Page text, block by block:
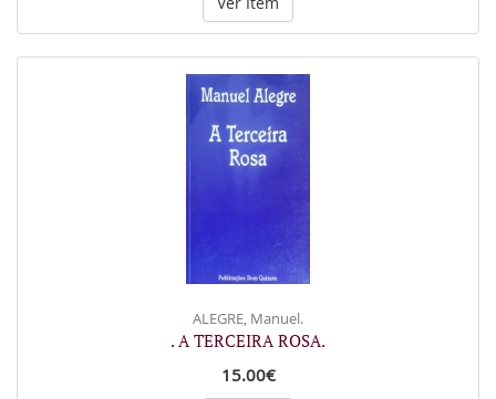
ALEGRE, Manuel.
. A TERCEIRA ROSA.
15.00€